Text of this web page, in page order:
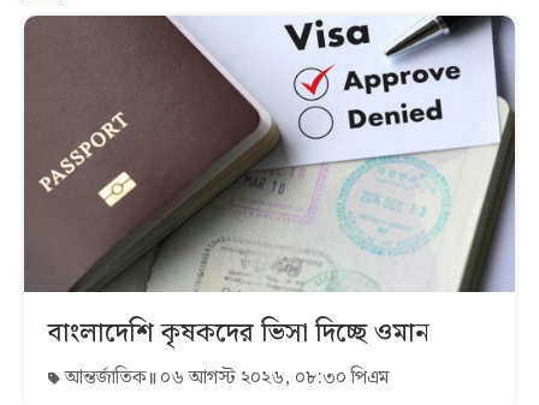
বাংলাদেশি কৃষকদের ভিসা দিচ্ছে ওমান
আন্তর্জাতিক ০৬ আগস্ট ২০২৬, ০৮:৩০ পিএম